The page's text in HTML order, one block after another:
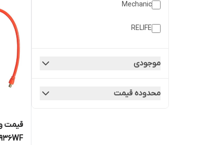
Mechanic
RELIFE
موجودی
محدوده قیمت
قیمت